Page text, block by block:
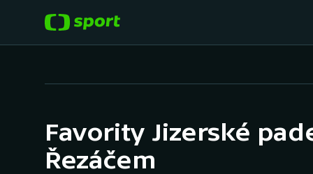
Hokej
Tenis
Baseball a softbal
Favority Jizerské
Řezáčem